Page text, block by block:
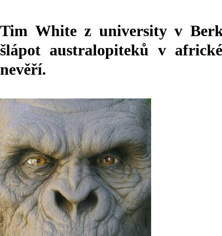
Tim White z university v
šlápot australopiteků v
nevěří.